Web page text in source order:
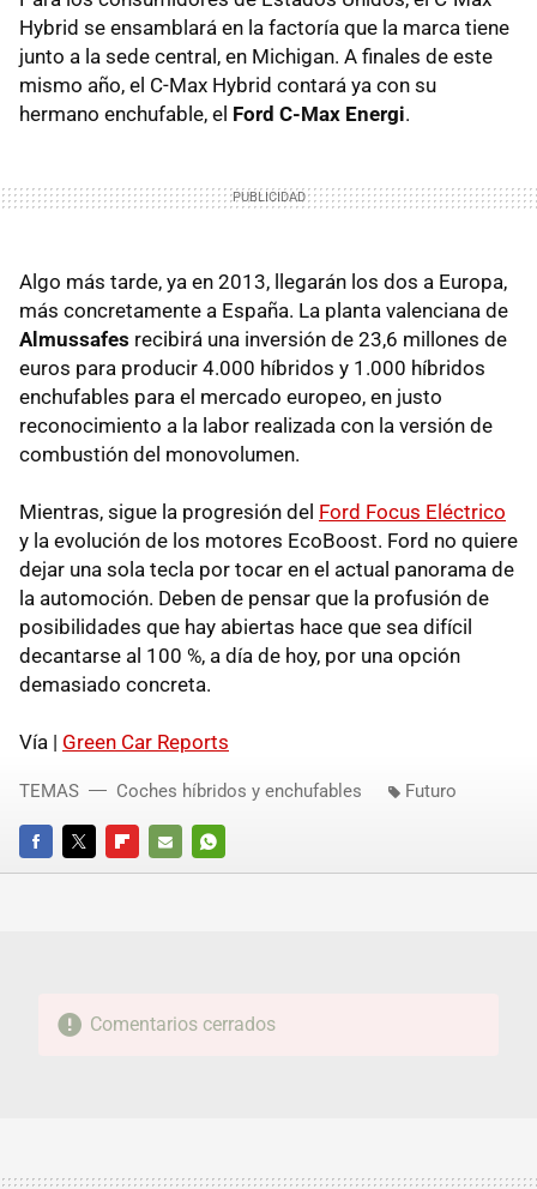
Hybrid se ensamblará en la factoría que la marca tiene
junto a la sede central, en Michigan. A finales de este
mismo año, el C-Max Hybrid contará ya con su
hermano enchufable, el Ford C-Max Energi.
Algo más tarde, ya en 2013, llegarán los dos a Europa,
más concretamente a España. La planta valenciana de
Almussafes recibirá una inversión de 23,6 millones de
euros para producir 4.000 híbridos y 1.000 híbridos
enchufables para el mercado europeo, en justo
reconocimiento a la labor realizada con la versión de
combustión del monovolumen.
Mientras, sigue la progresión del Ford Focus Eléctrico
y la evolución de los motores EcoBoost. Ford no quiere
dejar una sola tecla por tocar en el actual panorama de
la automoción. Deben de pensar que la profusión de
posibilidades que hay abiertas hace que sea difícil
decantarse al 100 %, a día de hoy, por una opción
demasiado concreta.
Vía | Green Car Reports
FACEBOOKTWITTERFLIPBOARD
E-
WHATSAPP
TEMAS Coches híbridos y enchufables Futuro
Comentarios cerrados